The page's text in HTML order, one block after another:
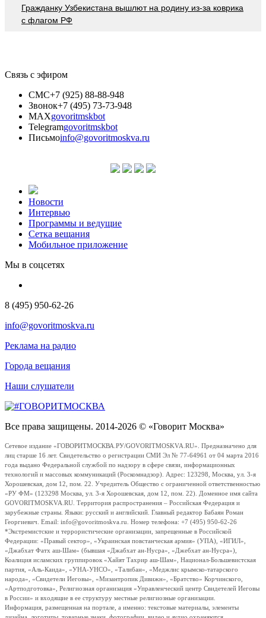
Гражданку Узбекистана вышлют на родину из-за коврика
с флагом РФ
Связь с эфиром
СМС+7 (925) 88-88-948
Звонок+7 (495) 73-73-948
MAXgovoritmskbot
Telegramgovoritmskbot
Письмоinfo@govoritmoskva.ru
Новости
Интервью
Программы и ведущие
Сетка вещания
Мобильное приложение
Мы в соцсетях
8 (495) 950-62-26
info@govoritmoskva.ru
Реклама на радио
Города вещания
Наши слушатели
Все права защищены. 2014-2026 © «Говорит Москва»
Сетевое издание «ГОВОРИТМОСКВА.РУ/GOVORITMOSKVA.RU». Предназначено для
лиц старше 16 лет. Свидетельство о регистрации СМИ Эл № 77-64961 от 04 марта 2016
года выдано Федеральной службой по надзору в сфере связи, информационных
технологий и массовых коммуникаций (Роскомнадзор). Адрес: 123298, Москва, ул. 3-я
Хорошевская, дом 12, пом. 22. Учредитель Общество с ограниченной ответственностью
«РУ ФМ» (123298 Москва, ул. 3-я Хорошевская, дом 12, пом. 22). Доменное имя сайта
GOVORITMOSKVA.RU. Территория распространения – Российская Федерация и
зарубежные страны. Языки: русский и английский. Главный редактор Бабаян Роман
Георгиевич. Email: info@govoritmoskva.ru. Номер телефона: +7 (495) 950-62-26
*Экстремистские и террористические организации, запрещенные в Российской
Федерации: «Правый сектор», «Украинская повстанческая армия» (УПА), «ИГИЛ»,
«Джабхат Фатх аш-Шам» (бывшая «Джабхат ан-Нусра», «Джебхат ан-Нусра»),
Коалиция исламских группировок «Хайят Тахрир аш-Шам», Национал-Большевистская
партия, «Аль-Каида», «УНА-УНСО», «Талибан», «Меджлис крымско-татарского
народа», «Свидетели Иеговы», «Мизантропик Дивижн», «Братство» Корчинского,
«Артподготовка», Религиозная организация «Управленческий центр Свидетелей Иеговы
в России» и входящие в ее структуру местные религиозные организации.
Информация, размещенная на портале, а именно: текстовые материалы, элементы